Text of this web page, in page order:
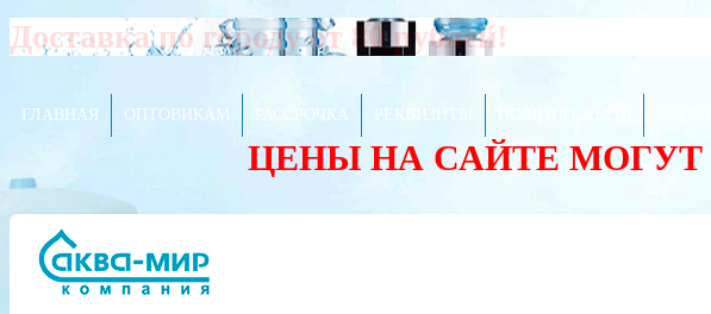
Доставка по городу от 80 рублей!
ГЛАВНАЯ ОПТОВИКАМ РАССРОЧКА РЕКВИЗИТЫ
ЦЕНЫ НА САЙТЕ